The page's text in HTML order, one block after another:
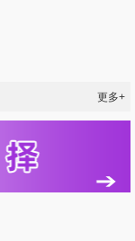
更多+